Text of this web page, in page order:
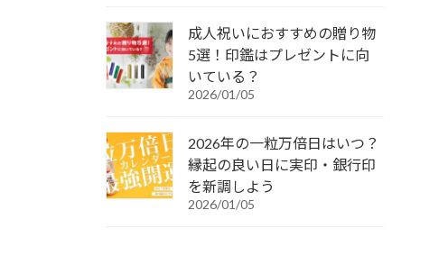
成人祝いにおすすめの贈り物
5選！印鑑はプレゼントに向
いている？
2026/01/05
2026年の一粒万倍日はいつ？
縁起の良い日に実印・銀行印
を新調しよう
2026/01/05